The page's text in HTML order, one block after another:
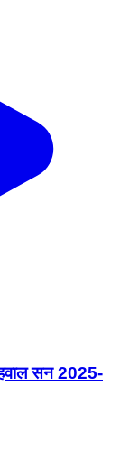
सन 2025-